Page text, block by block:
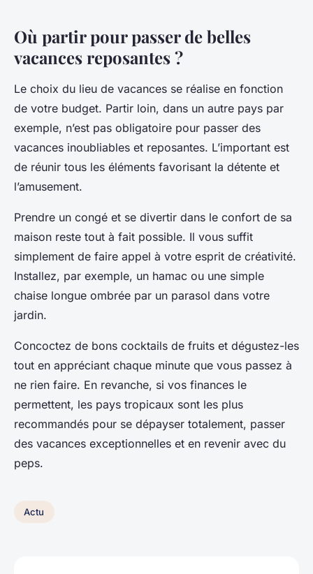
Où partir pour passer de belles
vacances reposantes ?
Le choix du lieu de vacances se réalise en fonction
de votre budget. Partir loin, dans un autre pays par
exemple, n’est pas obligatoire pour passer des
vacances inoubliables et reposantes. L’important est
de réunir tous les éléments favorisant la détente et
l’amusement.
Prendre un congé et se divertir dans le confort de sa
maison reste tout à fait possible. Il vous suffit
simplement de faire appel à votre esprit de créativité.
Installez, par exemple, un hamac ou une simple
chaise longue ombrée par un parasol dans votre
jardin.
Concoctez de bons cocktails de fruits et dégustez-les
tout en appréciant chaque minute que vous passez à
ne rien faire. En revanche, si vos finances le
permettent, les pays tropicaux sont les plus
recommandés pour se dépayser totalement, passer
des vacances exceptionnelles et en revenir avec du
peps.
Actu